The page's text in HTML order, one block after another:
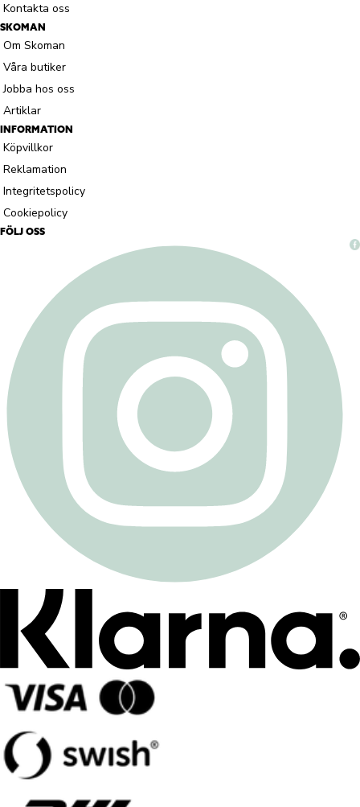
Kontakta oss
SKOMAN
Om Skoman
Våra butiker
Jobba hos oss
Artiklar
INFORMATION
Köpvillkor
Reklamation
Integritetspolicy
Cookiepolicy
FÖLJ OSS